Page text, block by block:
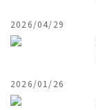
2026/04/29
2026/01/26